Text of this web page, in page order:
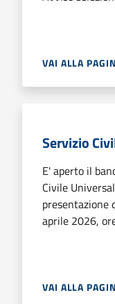
VAI ALLA
Servizio
E' aperto il
Civile
presentazione
aprile 2026,
VAI ALLA